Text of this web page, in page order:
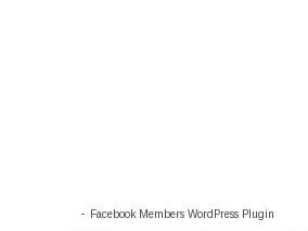
- Facebook Members WordPress Plugin